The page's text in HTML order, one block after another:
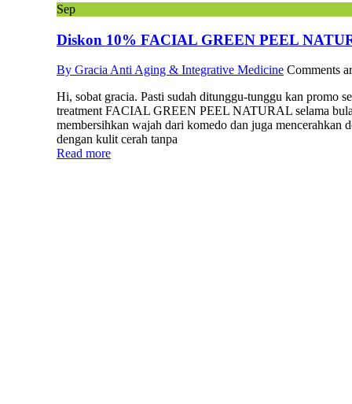
Sep
Diskon 10% FACIAL GREEN PEEL
By Gracia Anti Aging & Integrative Medicine Comments
Hi, sobat gracia. Pasti sudah ditunggu-tunggu kan
treatment FACIAL GREEN PEEL NATURAL selama
membersihkan wajah dari komedo dan juga
dengan kulit cerah tanpa
Read more